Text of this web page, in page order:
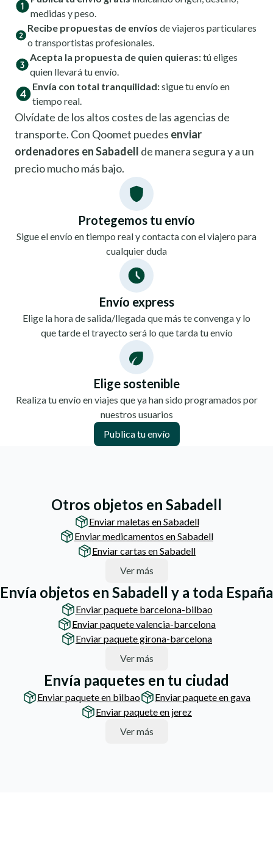
medidas y peso.
Recibe propuestas de envíos de viajeros particulares
o transportistas profesionales.
Acepta la propuesta de quien quieras:tú eliges
quien llevará tu envío.
Envía con total tranquilidad:sigue tu envío en
tiempo real.
Olvídate de los altos costes de las agencias de
transporte. Con Qoomet puedes enviar
ordenadores en Sabadell de manera segura y a un
precio mucho más bajo.
Protegemos tu envío
Sigue el envío en tiempo real y contacta con el viajero para
cualquier duda
Envío express
Elige la hora de salida/llegada que más te convenga y lo
que tarde el trayecto será lo que tarda tu envío
Elige sostenible
Realiza tu envío en viajes que ya han sido programados por
nuestros usuarios
Publica tu envío
Otros objetos en Sabadell
Enviar maletas en Sabadell
Enviar medicamentos en Sabadell
Enviar cartas en Sabadell
Ver más
Envía objetos en Sabadell y a toda España
Enviar paquete barcelona-bilbao
Enviar paquete valencia-barcelona
Enviar paquete girona-barcelona
Ver más
Envía paquetes en tu ciudad
Enviar paquete en bilbao
Enviar paquete en gava
Enviar paquete en jerez
Ver más